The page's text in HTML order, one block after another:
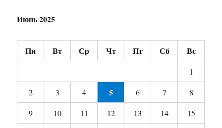
Июнь 2025
Пн Вт Ср Чт Пт Сб Вс
1
2
3 4 5 6 7
8
9
10 11 12 13 14
15